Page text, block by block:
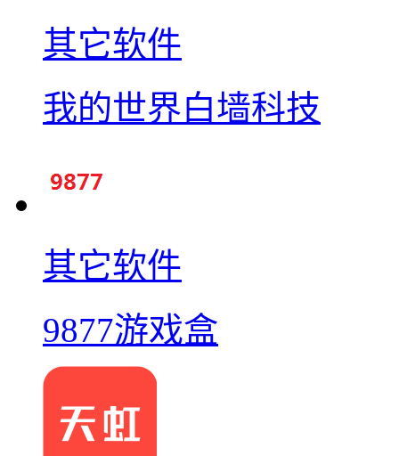
其它软件
我的世界白墙科技
其它软件
9877游戏盒